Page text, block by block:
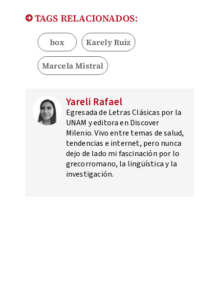
TAGS RELACIONADOS:
box Karely Ruiz
Marcela Mistral
Yareli Rafael
Egresada de Letras Clásicas por la
UNAM y editora en Discover
Milenio. Vivo entre temas de salud,
tendencias e internet, pero nunca
dejo de lado mi fascinación por lo
grecorromano, la lingüística y la
investigación.